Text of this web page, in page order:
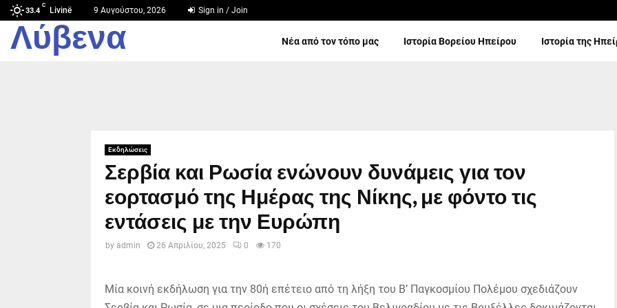
33.4
C
Livinë 9 Αυγούστου, 2026 Sign in / Join
Λύβενα Νέα από τον τόπο μας Ιστορία Βορείου Ηπείρου Ιστορία της
Εκδηλώσεις
Σερβία και Ρωσία ενώνουν δυνάμεις για τον
εορτασμό της Ημέρας της Νίκης, με φόντο τις
εντάσεις με την Ευρώπη
by admin 26 Απριλίου, 2025 0 170
Μία κοινή εκδήλωση για την 80ή επέτειο από τη λήξη του Β’ Παγκοσμίου Πολέμου σχεδιάζουν